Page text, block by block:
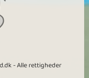
- Alle rettigheder